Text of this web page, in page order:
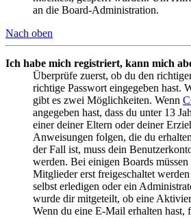
an die Board-Administration.
Nach oben
Ich habe mich registriert, kann mich
Überprüfe zuerst, ob du den
richtige Passwort eingegeben hast.
gibt es zwei Möglichkeiten. Wenn
angegeben hast, dass du unter 13
einer deiner Eltern oder deiner
Anweisungen folgen, die du
der Fall ist, muss dein
werden. Bei einigen Boards müssen
Mitglieder erst freigeschaltet
selbst erledigen oder ein
wurde dir mitgeteilt, ob eine
Wenn du eine E-Mail erhalten hast,